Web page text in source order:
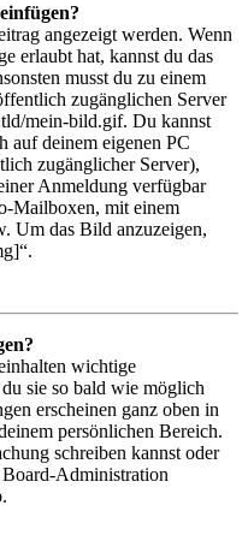
angezeigt werden. Wenn
erlaubt hat, kannst du das
musst du zu einem
zugänglichen Server
mein-bild.gif. Du kannst
auf deinem eigenen PC
zugänglicher Server),
Anmeldung verfügbar
Mailboxen, mit einem
Um das Bild anzuzeigen,
wichtige
sie so bald wie möglich
erscheinen ganz oben in
persönlichen Bereich.
schreiben kannst oder
Administration